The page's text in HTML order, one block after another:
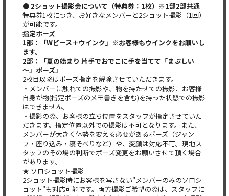
● 2ショット撮影会について（特典券：1枚）※1部2部共通
特典券1枚につき、お好きなメンバーと2ショット撮影（1回）
が可能です。
指定ポーズ
1部：「Wピース＋ウインク」※お客様もウインクをお願いし
ます。
2部：「夏の始まり 片手でおでこに手を当てて「まぶしい
～」ポーズ」
2枚目以降はポーズ指定を解除させていただきます。
・メンバーに触れての撮影や、物を持たせての撮影、お客様
自身が物(指定ポーズのメモ書きを含む)を持った状態での撮影
はできません。
・撮影の際、お客様の立ち位置をスタッフが指定させていた
だきます。指定位置以外での撮影は不可となります。また、
メンバーが大きく体勢を変える必要があるポーズ（ジャン
プ・座り込み・寝そべりなど）や、変顔は対応不可。現地ス
タッフのその場の判断でポーズ変更をお願いさせて頂く場合
があります。
★ ソロショット撮影
2ショット撮影時にお客様を写さない"メンバーのみのソロシ
ョット"も対応可能です。両方撮影ご希望の際は、スタッフに